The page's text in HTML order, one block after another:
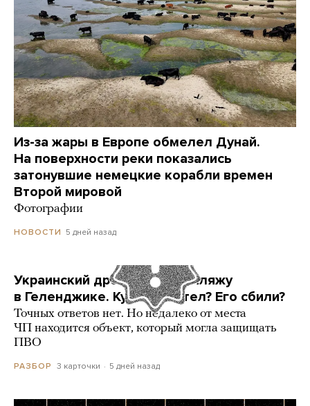
Из-за жары в Европе обмелел Дунай.
На поверхности реки показались
затонувшие немецкие корабли времен
Второй мировой
Фотографии
НОВОСТИ 5 дней назад
Украинский дрон попал по пляжу
в Геленджике. Куда он летел? Его сбили?
Точных ответов нет. Но недалеко от места
ЧП находится объект, который могла защищать
ПВО
РАЗБОР 3 карточки 5 дней назад